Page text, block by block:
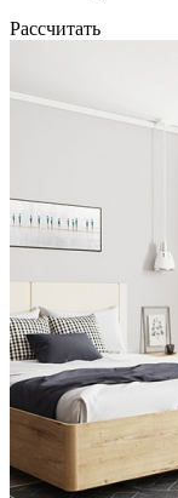
Рассчитать